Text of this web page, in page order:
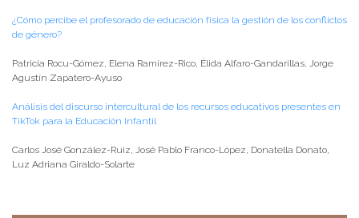
¿Cómo percibe el profesorado de educación física la gestión de los conflictos
de género?
Patricia Rocu-Gómez, Elena Ramírez-Rico, Élida Alfaro-Gandarillas, Jorge
Agustín Zapatero-Ayuso
Análisis del discurso intercultural de los recursos educativos presentes en
TikTok para la Educación Infantil
Carlos José González-Ruiz, José Pablo Franco-López, Donatella Donato,
Luz Adriana Giraldo-Solarte